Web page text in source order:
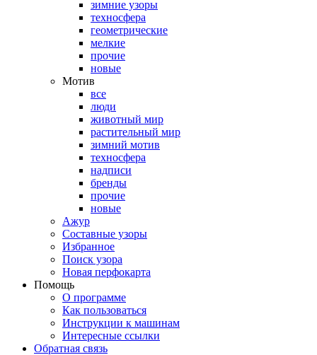
зимние узоры
техносфера
геометрические
мелкие
прочие
новые
Мотив
все
люди
животный мир
растительный мир
зимний мотив
техносфера
надписи
бренды
прочие
новые
Ажур
Составные узоры
Избранное
Поиск узора
Новая перфокарта
Помощь
О программе
Как пользоваться
Инструкции к машинам
Интересные ссылки
Обратная связь